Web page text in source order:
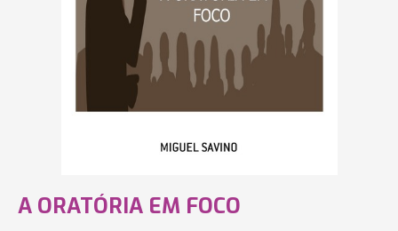
A ORATÓRIA EM FOCO